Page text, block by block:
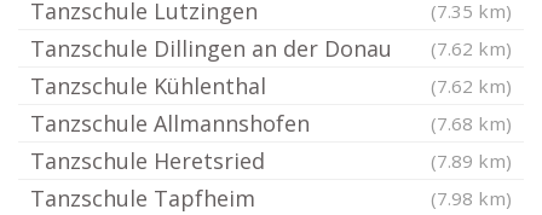
Tanzschule Lutzingen (7.35 km)
Tanzschule Dillingen an der Donau (7.62 km)
Tanzschule Kühlenthal (7.62 km)
Tanzschule Allmannshofen (7.68 km)
Tanzschule Heretsried (7.89 km)
Tanzschule Tapfheim (7.98 km)